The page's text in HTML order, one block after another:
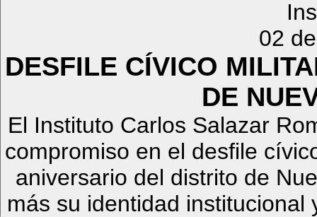
02
DESFILE CÍVICO
DE
El Instituto Carlos Salazar
compromiso en el desfile
aniversario del distrito de
más su identidad